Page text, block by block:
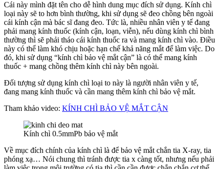
Cái này mình đặt tên cho dễ hình dung mục đích sử dụng. Kính chì
loại này sẽ to hơn bình thường, khi sử dụng sẽ đeo chồng bên ngoài
cái kính cận mà bác sĩ đang đeo. Tức là, nhiều nhân viên y tế đang
phải mang kính thuốc (kính cận, loạn, viễn), nếu dùng kính chì bình
thường thì sẽ phải tháo cái kính thuốc ra và mang kính chì vào. Điều
này có thể làm khó chịu hoặc hạn chế khả năng mắt để làm việc. Do
đó, khi sử dụng “kính chì bảo vệ mắt cận” là có thể mang kính
thuốc + mang chồng thêm kính chì này bên ngoài.
Đối tượng sử dụng kính chì loại to này là người nhân viên y tế,
đang mang kính thuốc và cần mang thêm kính chì bảo vệ mắt.
Tham khảo video: KÍNH CHÌ BẢO VỆ MẮT CẬN
Kính chì 0.5mmPb bảo vệ mắt
Về mục đích chính của kính chì là để bảo vệ mắt chắn tia X-ray, tia
phóng xạ… Nói chung thì tránh được tia x càng tốt, nhưng nếu phải